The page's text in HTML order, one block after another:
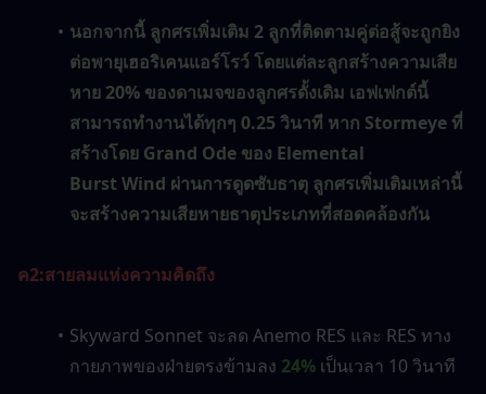
นอกจากนี้ ลูกศรเพิ่มเติม 2 ลูกที่ติดตามคู่ต่อสู้จะถูกยิง
ต่อพายุเฮอริเคนแอร์โรว์ โดยแต่ละลูกสร้างความเสีย
หาย 20% ของดาเมจของลูกศรดั้งเดิม เอฟเฟกต์นี้
สามารถทำงานได้ทุกๆ 0.25 วินาที หาก Stormeye ที่
สร้างโดย Grand Ode ของ Elemental
Burst Wind ผ่านการดูดซับธาตุ ลูกศรเพิ่มเติมเหล่านี้
จะสร้างความเสียหายธาตุประเภทที่สอดคล้องกัน
ค2:สายลมแห่งความคิดถึง
Skyward Sonnet จะลด Anemo RES และ RES ทาง
กายภาพของฝ่ายตรงข้ามลง 24% เป็นเวลา 10 วินาที